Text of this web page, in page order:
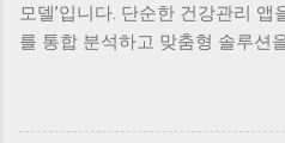
모델’입니다. 단순한 건강관리
를 통합 분석하고 맞춤형 솔루션
주목하는지, 실제 의료 현장에
지, 그리고 가족 단위 구독이 개